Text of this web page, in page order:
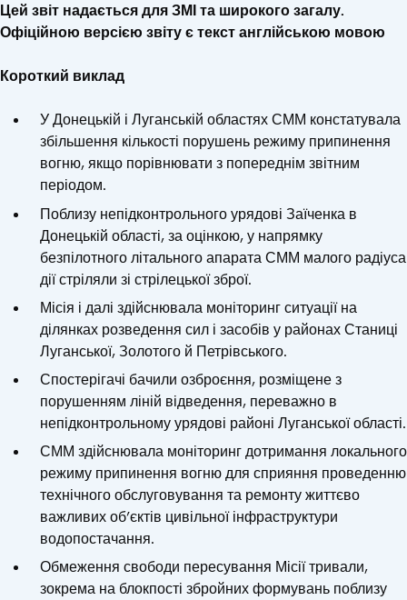
Цей звіт надається для ЗМІ та широкого загалу.
Офіційною версією звіту є текст англійською мовою
Короткий виклад
У Донецькій і Луганській областях СММ констатувала
збільшення кількості порушень режиму припинення
вогню, якщо порівнювати з попереднім звітним
періодом.
Поблизу непідконтрольного урядові Заїченка в
Донецькій області, за оцінкою, у напрямку
безпілотного літального апарата СММ малого радіуса
дії стріляли зі стрілецької зброї.
Місія і далі здійснювала моніторинг ситуації на
ділянках розведення сил і засобів у районах Станиці
Луганської, Золотого й Петрівського.
Спостерігачі бачили озброєння, розміщене з
порушенням ліній відведення, переважно в
непідконтрольному урядові районі Луганської області.
СММ здійснювала моніторинг дотримання локального
режиму припинення вогню для сприяння проведенню
технічного обслуговування та ремонту життєво
важливих об’єктів цивільної інфраструктури
водопостачання.
Обмеження свободи пересування Місії тривали,
зокрема на блокпості збройних формувань поблизу